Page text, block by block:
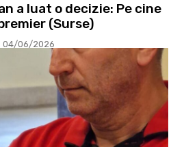
a luat o decizie: Pe cine
(Surse)
04/06/2026